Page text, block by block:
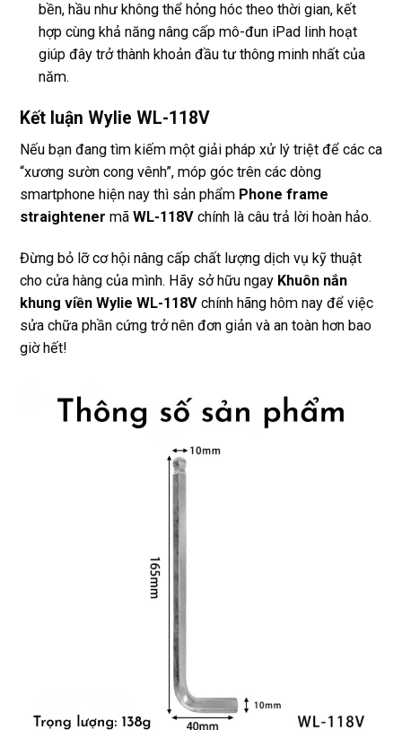
bền, hầu như không thể hỏng hóc theo thời gian, kết
hợp cùng khả năng nâng cấp mô-đun iPad linh hoạt
giúp đây trở thành khoản đầu tư thông minh nhất của
năm.
Kết luận Wylie WL-118V
Nếu bạn đang tìm kiếm một giải pháp xử lý triệt để các ca
“xương sườn cong vênh”, móp góc trên các dòng
smartphone hiện nay thì sản phẩm Phone frame
straightener mã WL-118V chính là câu trả lời hoàn hảo.
Đừng bỏ lỡ cơ hội nâng cấp chất lượng dịch vụ kỹ thuật
cho cửa hàng của mình. Hãy sở hữu ngay Khuôn nắn
khung viền Wylie WL-118V chính hãng hôm nay để việc
sửa chữa phần cứng trở nên đơn giản và an toàn hơn bao
giờ hết!